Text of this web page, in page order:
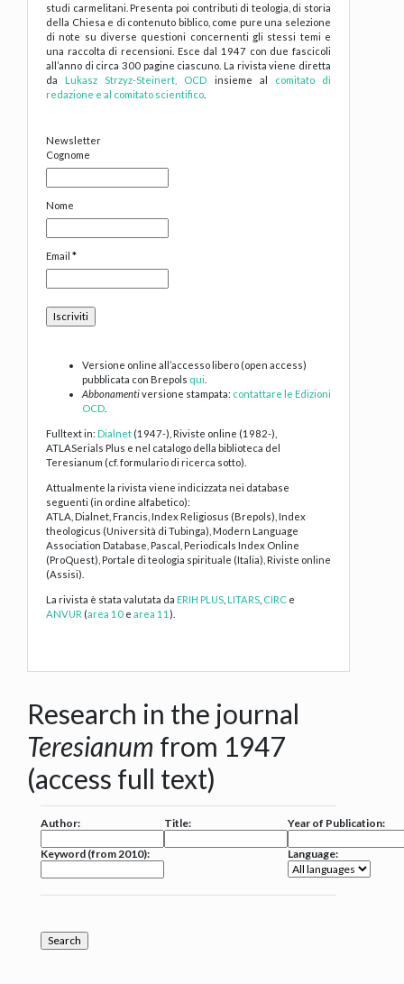
studi carmelitani. Presenta poi contributi di teologia, di storia
della Chiesa e di contenuto biblico, come pure una selezione
di note su diverse questioni concernenti gli stessi temi e
una raccolta di recensioni. Esce dal 1947 con due fascicoli
all’anno di circa 300 pagine ciascuno. La rivista viene diretta
daLukasz Strzyz-Steinert, OCD insieme al comitato di
redazione e al comitato scientifico
Newsletter
Cognome
Nome
Email *
Versione online all’accesso libero (open access)
pubblicata con Brepols qui
Abbonamentiversione stampata: contattare le Edizioni
OCD
Fulltext in: Dialnet (1947-), Riviste online (1982-),
ATLASerials Plus e nel catalogo della biblioteca del
Teresianum (cf. formulario di ricerca sotto).
Attualmente la rivista viene indicizzata nei database
seguenti (in ordine alfabetico):
ATLA, Dialnet, Francis, Index Religiosus (Brepols), Index
theologicus (Università di Tubinga), Modern Language
Association Database, Pascal, Periodicals Index Online
(ProQuest), Portale di teologia spirituale (Italia), Riviste online
(Assisi).
La rivista è stata valutata da ERIH PLUS LITARS CIRC e
ANVUR (area 10 e area 11 ).
Research in the journal
Teresianum from 1947
(access full text)
Author: Title: Year of Publication:
Keyword (from 2010): Language: